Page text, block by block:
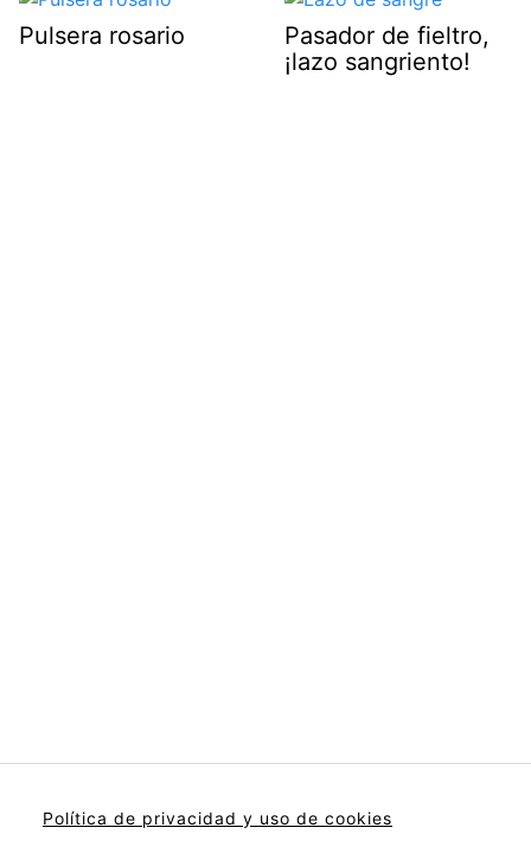
Pulsera rosario
Pasador de fieltro,
¡lazo sangriento!
Política de privacidad y uso de cookies